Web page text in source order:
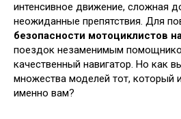
интенсивное движение, сложная
неожиданные препятствия. Для
безопасности мотоциклистов
поездок незаменимым
качественный навигатор. Но как
множества моделей тот, который
именно вам?